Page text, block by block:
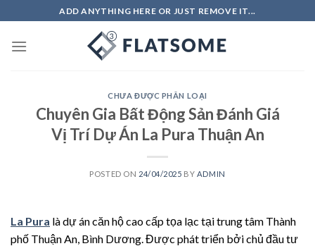
to
content
ADD ANYTHING HERE OR JUST REMOVE IT...
CHƯA ĐƯỢC PHÂN LOẠI
Chuyên Gia Bất Động Sản Đánh Giá
Vị Trí Dự Án La Pura Thuận An
POSTED ON 24/04/2025 BY ADMIN
La Pura là dự án căn hộ cao cấp tọa lạc tại trung tâm Thành
phố Thuận An, Bình Dương. Được phát triển bởi chủ đầu tư